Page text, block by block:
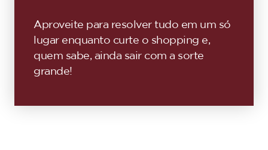
Aproveite para resolver tudo em um só
lugar enquanto curte o shopping e,
quem sabe, ainda sair com a sorte
grande!